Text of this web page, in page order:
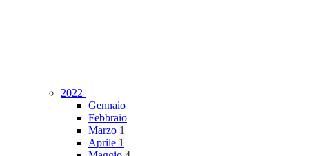
2022
Gennaio
Febbraio
Marzo 1
Aprile 1